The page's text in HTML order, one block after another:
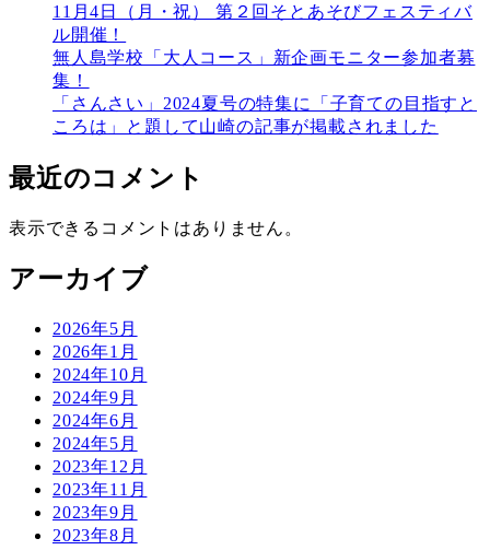
11月4日（月・祝） 第２回そとあそびフェスティバ
ル開催！
無人島学校「大人コース」新企画モニター参加者募
集！
「さんさい」2024夏号の特集に「子育ての目指すと
ころは」と題して山崎の記事が掲載されました
最近のコメント
表示できるコメントはありません。
アーカイブ
2026年5月
2026年1月
2024年10月
2024年9月
2024年6月
2024年5月
2023年12月
2023年11月
2023年9月
2023年8月